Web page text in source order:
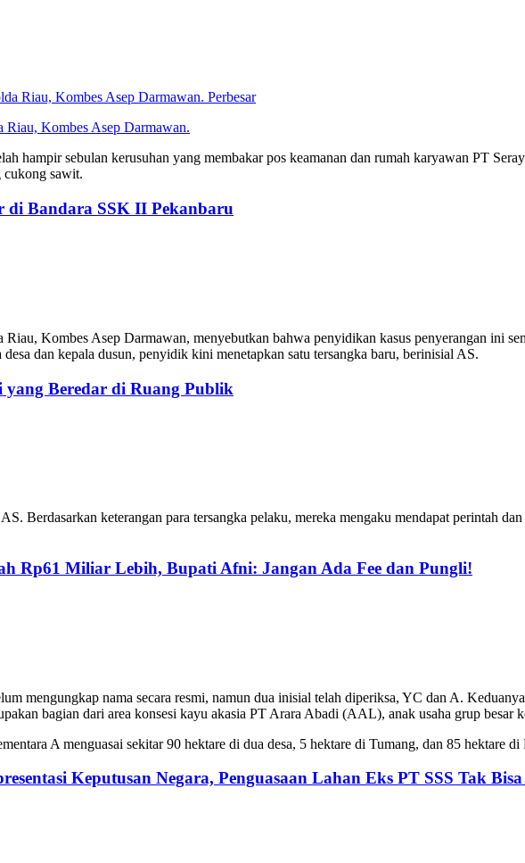
Perbesar
Kombes Asep Darmawan.
hampir sebulan kerusuhan yang membakar pos keamanan dan rumah karyawan PT
cukong sawit.
Bandara SSK II Pekanbaru
Kombes Asep Darmawan, menyebutkan bahwa penyidikan kasus penyerangan ini
dan kepala dusun, penyidik kini menetapkan satu tersangka baru, berinisial AS.
Beredar di Ruang Publik
Berdasarkan keterangan para tersangka pelaku, mereka mengaku mendapat perintah
Rp61 Miliar Lebih, Bupati Afni: Jangan Ada Fee dan Pungli!
mengungkap nama secara resmi, namun dua inisial telah diperiksa, YC dan A.
bagian dari area konsesi kayu akasia PT Arara Abadi (AAL), anak usaha grup besar
A menguasai sekitar 90 hektare di dua desa, 5 hektare di Tumang, dan 85 hektare
Keputusan Negara, Penguasaan Lahan Eks PT SSS Tak